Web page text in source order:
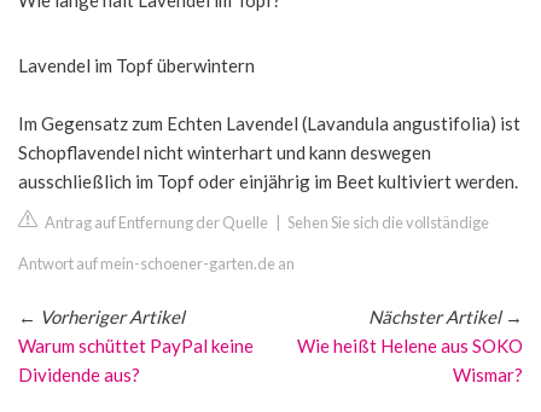
Lavendel im Topf überwintern
Im Gegensatz zum Echten Lavendel (Lavandula angustifolia) ist
Schopflavendel nicht winterhart und kann deswegen
ausschließlich im Topf oder einjährig im Beet kultiviert werden.
Antrag auf Entfernung der Quelle Sehen Sie sich die vollständige
Antwort auf mein-schoener-garten.de an
← Vorheriger Artikel
Warum schüttet PayPal keine
Dividende aus?
Nächster Artikel→
Wie heißt Helene aus SOKO
Wismar?